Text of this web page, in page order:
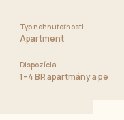
vily s
Typ nehnuteľnosti
Apartment
Dispozícia
1–4 BR apartmány a